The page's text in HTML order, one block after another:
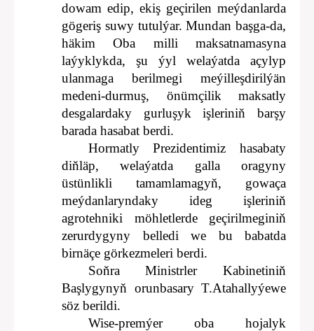
dowam edip, ekiş geçirilen meýdanlarda
gögeriş suwy tutulýar. Mundan başga-da,
häkim Oba milli maksatnamasyna
laýyklykda, şu ýyl welaýatda açylyp
ulanmaga berilmegi meýilleşdirilýän
medeni-durmuş, önümçilik maksatly
desgalardaky gurluşyk işleriniň barşy
barada hasabat berdi.
Hormatly Prezidentimiz hasabaty
diňläp, welaýatda galla oragyny
üstünlikli tamamlamagyň, gowaça
meýdanlaryndaky ideg işleriniň
agrotehniki möhletlerde geçirilmeginiň
zerurdygyny belledi we bu babatda
birnäçe görkezmeleri berdi.
Soňra Ministrler Kabinetiniň
Başlygynyň orunbasary T.Atahallyýewe
söz berildi.
Wise-premýer oba hojalyk